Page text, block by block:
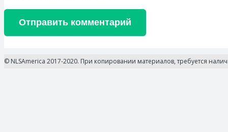
Отправить комментарий
© NLSAmerica 2017-2020. При копировании материалов, требуется